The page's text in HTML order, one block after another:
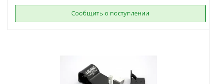
Сообщить о поступлении